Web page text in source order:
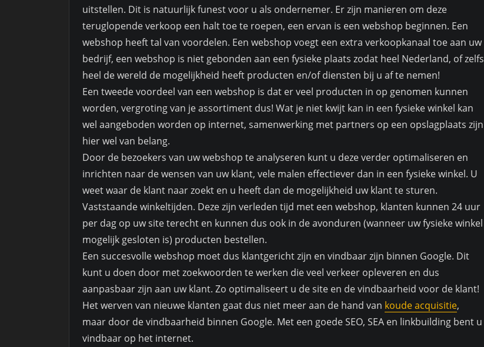
uitstellen. Dit is natuurlijk funest voor u als ondernemer. Er zijn manieren om deze
teruglopende verkoop een halt toe te roepen, een ervan is een webshop beginnen. Een
webshop heeft tal van voordelen. Een webshop voegt een extra verkoopkanaal toe aan uw
bedrijf, een webshop is niet gebonden aan een fysieke plaats zodat heel Nederland, of zelfs
heel de wereld de mogelijkheid heeft producten en/of diensten bij u af te nemen!
Een tweede voordeel van een webshop is dat er veel producten in op genomen kunnen
worden, vergroting van je assortiment dus! Wat je niet kwijt kan in een fysieke winkel kan
wel aangeboden worden op internet, samenwerking met partners op een opslagplaats zijn
hier wel van belang.
Door de bezoekers van uw webshop te analyseren kunt u deze verder optimaliseren en
inrichten naar de wensen van uw klant, vele malen effectiever dan in een fysieke winkel. U
weet waar de klant naar zoekt en u heeft dan de mogelijkheid uw klant te sturen.
Vaststaande winkeltijden. Deze zijn verleden tijd met een webshop, klanten kunnen 24 uur
per dag op uw site terecht en kunnen dus ook in de avonduren (wanneer uw fysieke winkel
mogelijk gesloten is) producten bestellen.
Een succesvolle webshop moet dus klantgericht zijn en vindbaar zijn binnen Google. Dit
kunt u doen door met zoekwoorden te werken die veel verkeer opleveren en dus
aanpasbaar zijn aan uw klant. Zo optimaliseert u de site en de vindbaarheid voor de klant!
Het werven van nieuwe klanten gaat dus niet meer aan de hand van koude acquisitie,
maar door de vindbaarheid binnen Google. Met een goede SEO, SEA en linkbuilding bent u
vindbaar op het internet.